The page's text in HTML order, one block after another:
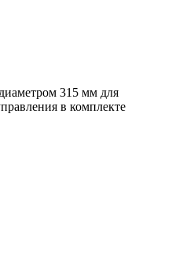
315 мм для
в комплекте